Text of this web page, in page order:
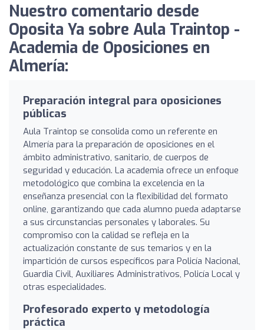
Nuestro comentario desde
Oposita Ya sobre Aula Traintop -
Academia de Oposiciones en
Almería:
Preparación integral para oposiciones
públicas
Aula Traintop se consolida como un referente en
Almería para la preparación de oposiciones en el
ámbito administrativo, sanitario, de cuerpos de
seguridad y educación. La academia ofrece un enfoque
metodológico que combina la excelencia en la
enseñanza presencial con la flexibilidad del formato
online, garantizando que cada alumno pueda adaptarse
a sus circunstancias personales y laborales. Su
compromiso con la calidad se refleja en la
actualización constante de sus temarios y en la
impartición de cursos específicos para Policía Nacional,
Guardia Civil, Auxiliares Administrativos, Policía Local y
otras especialidades.
Profesorado experto y metodología
práctica